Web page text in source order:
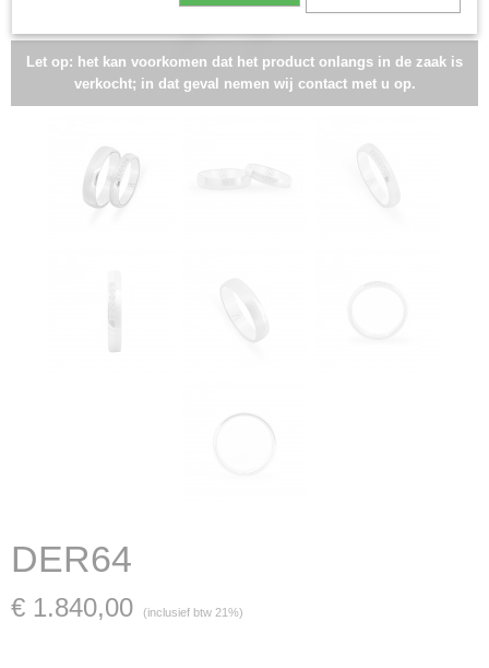
Let op: het kan voorkomen dat het product onlangs in de zaak is
verkocht; in dat geval nemen wij contact met u op.
DER64
€ 1.840,00 (inclusief btw 21%)